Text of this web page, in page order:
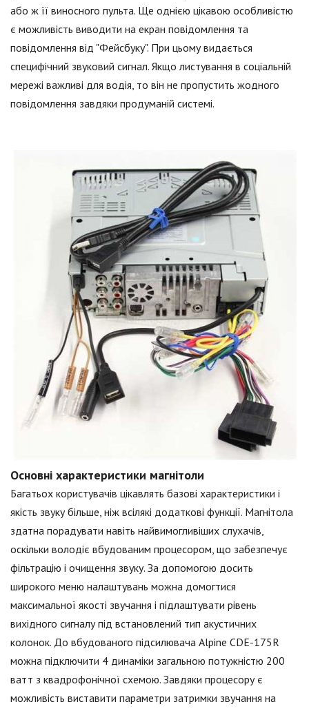
або ж її виносного пульта. Ще однією цікавою особливістю
є можливість виводити на екран повідомлення та
повідомлення від "Фейсбуку". При цьому видається
специфічний звуковий сигнал. Якщо листування в соціальній
мережі важливі для водія, то він не пропустить жодного
повідомлення завдяки продуманій системі.
Основні характеристики магнітоли
Багатьох користувачів цікавлять базові характеристики і
якість звуку більше, ніж всілякі додаткові функції. Магнітола
здатна порадувати навіть найвимогливіших слухачів,
оскільки володіє вбудованим процесором, що забезпечує
фільтрацію і очищення звуку. За допомогою досить
широкого меню налаштувань можна домогтися
максимальної якості звучання і підлаштувати рівень
вихідного сигналу під встановлений тип акустичних
колонок. До вбудованого підсилювача Alpine CDE-175R
можна підключити 4 динаміки загальною потужністю 200
ватт з квадрофонічної схемою. Завдяки процесору є
можливість виставити параметри затримки звучання на